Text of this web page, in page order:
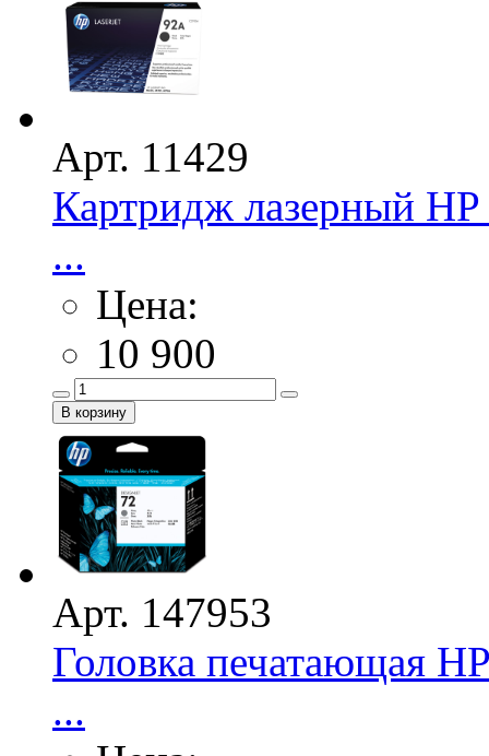
Арт. 11429
Картридж лазерный
...
Цена:
10 900
Арт. 147953
Головка печатающая
...